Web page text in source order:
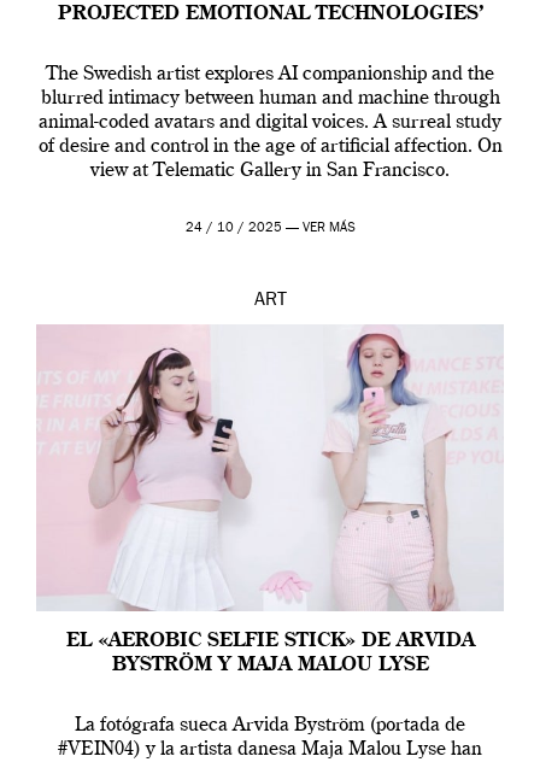
PROJECTED EMOTIONAL TECHNOLOGIES’
The Swedish artist explores AI companionship and the
blurred intimacy between human and machine through
animal-coded avatars and digital voices. A surreal study
of desire and control in the age of artificial affection. On
view at Telematic Gallery in San Francisco.
24 / 10 / 2025 — VER MÁS
ART
EL «AEROBIC SELFIE STICK» DE ARVIDA
BYSTRÖM Y MAJA MALOU LYSE
La fotógrafa sueca Arvida Byström (portada de
#VEIN04) y la artista danesa Maja Malou Lyse han